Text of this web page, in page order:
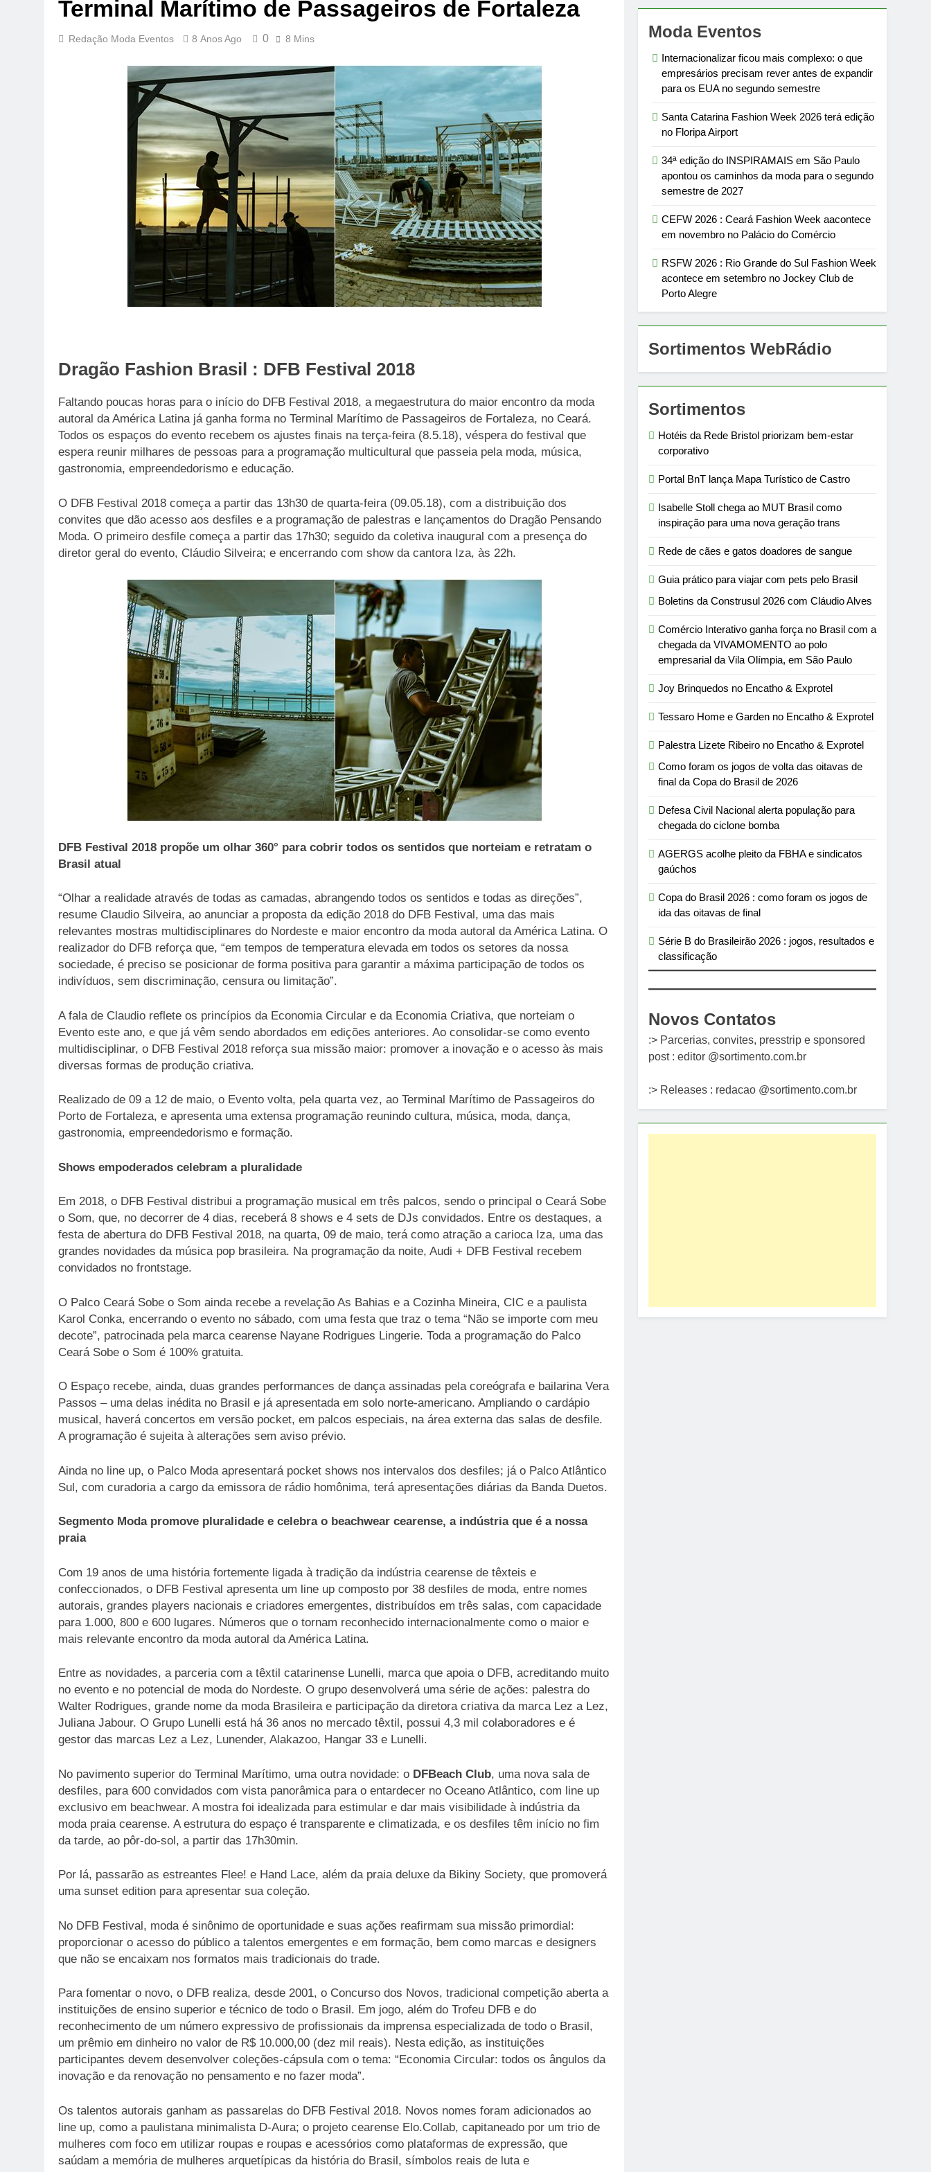
Terminal Marítimo de Passageiros de Fortaleza
Redação Moda Eventos 8 Anos Ago 0 8 Mins
Dragão Fashion Brasil : DFB Festival 2018
Faltando poucas horas para o início do DFB Festival 2018, a megaestrutura do maior encontro da moda
autoral da América Latina já ganha forma no Terminal Marítimo de Passageiros de Fortaleza, no Ceará.
Todos os espaços do evento recebem os ajustes finais na terça-feira (8.5.18), véspera do festival que
espera reunir milhares de pessoas para a programação multicultural que passeia pela moda, música,
gastronomia, empreendedorismo e educação.
O DFB Festival 2018 começa a partir das 13h30 de quarta-feira (09.05.18), com a distribuição dos
convites que dão acesso aos desfiles e a programação de palestras e lançamentos do Dragão Pensando
Moda. O primeiro desfile começa a partir das 17h30; seguido da coletiva inaugural com a presença do
diretor geral do evento, Cláudio Silveira; e encerrando com show da cantora Iza, às 22h.
DFB Festival 2018 propõe um olhar 360° para cobrir todos os sentidos que norteiam e retratam o
Brasil atual
“Olhar a realidade através de todas as camadas, abrangendo todos os sentidos e todas as direções”,
resume Claudio Silveira, ao anunciar a proposta da edição 2018 do DFB Festival, uma das mais
relevantes mostras multidisciplinares do Nordeste e maior encontro da moda autoral da América Latina. O
realizador do DFB reforça que, “em tempos de temperatura elevada em todos os setores da nossa
sociedade, é preciso se posicionar de forma positiva para garantir a máxima participação de todos os
indivíduos, sem discriminação, censura ou limitação”.
A fala de Claudio reflete os princípios da Economia Circular e da Economia Criativa, que norteiam o
Evento este ano, e que já vêm sendo abordados em edições anteriores. Ao consolidar-se como evento
multidisciplinar, o DFB Festival 2018 reforça sua missão maior: promover a inovação e o acesso às mais
diversas formas de produção criativa.
Realizado de 09 a 12 de maio, o Evento volta, pela quarta vez, ao Terminal Marítimo de Passageiros do
Porto de Fortaleza, e apresenta uma extensa programação reunindo cultura, música, moda, dança,
gastronomia, empreendedorismo e formação.
Shows empoderados celebram a pluralidade
Em 2018, o DFB Festival distribui a programação musical em três palcos, sendo o principal o Ceará Sobe
o Som, que, no decorrer de 4 dias, receberá 8 shows e 4 sets de DJs convidados. Entre os destaques, a
festa de abertura do DFB Festival 2018, na quarta, 09 de maio, terá como atração a carioca Iza, uma das
grandes novidades da música pop brasileira. Na programação da noite, Audi + DFB Festival recebem
convidados no frontstage.
O Palco Ceará Sobe o Som ainda recebe a revelação As Bahias e a Cozinha Mineira, CIC e a paulista
Karol Conka, encerrando o evento no sábado, com uma festa que traz o tema “Não se importe com meu
decote”, patrocinada pela marca cearense Nayane Rodrigues Lingerie. Toda a programação do Palco
Ceará Sobe o Som é 100% gratuita.
O Espaço recebe, ainda, duas grandes performances de dança assinadas pela coreógrafa e bailarina Vera
Passos – uma delas inédita no Brasil e já apresentada em solo norte-americano. Ampliando o cardápio
musical, haverá concertos em versão pocket, em palcos especiais, na área externa das salas de desfile.
A programação é sujeita à alterações sem aviso prévio.
Ainda no line up, o Palco Moda apresentará pocket shows nos intervalos dos desfiles; já o Palco Atlântico
Sul, com curadoria a cargo da emissora de rádio homônima, terá apresentações diárias da Banda Duetos.
Segmento Moda promove pluralidade e celebra o beachwear cearense, a indústria que é a nossa
praia
Com 19 anos de uma história fortemente ligada à tradição da indústria cearense de têxteis e
confeccionados, o DFB Festival apresenta um line up composto por 38 desfiles de moda, entre nomes
autorais, grandes players nacionais e criadores emergentes, distribuídos em três salas, com capacidade
para 1.000, 800 e 600 lugares. Números que o tornam reconhecido internacionalmente como o maior e
mais relevante encontro da moda autoral da América Latina.
Entre as novidades, a parceria com a têxtil catarinense Lunelli, marca que apoia o DFB, acreditando muito
no evento e no potencial de moda do Nordeste. O grupo desenvolverá uma série de ações: palestra do
Walter Rodrigues, grande nome da moda Brasileira e participação da diretora criativa da marca Lez a Lez,
Juliana Jabour. O Grupo Lunelli está há 36 anos no mercado têxtil, possui 4,3 mil colaboradores e é
gestor das marcas Lez a Lez, Lunender, Alakazoo, Hangar 33 e Lunelli.
No pavimento superior do Terminal Marítimo, uma outra novidade: o DFBeach Club, uma nova sala de
desfiles, para 600 convidados com vista panorâmica para o entardecer no Oceano Atlântico, com line up
exclusivo em beachwear. A mostra foi idealizada para estimular e dar mais visibilidade à indústria da
moda praia cearense. A estrutura do espaço é transparente e climatizada, e os desfiles têm início no fim
da tarde, ao pôr-do-sol, a partir das 17h30min.
Por lá, passarão as estreantes Flee! e Hand Lace, além da praia deluxe da Bikiny Society, que promoverá
uma sunset edition para apresentar sua coleção.
No DFB Festival, moda é sinônimo de oportunidade e suas ações reafirmam sua missão primordial:
proporcionar o acesso do público a talentos emergentes e em formação, bem como marcas e designers
que não se encaixam nos formatos mais tradicionais do trade.
Para fomentar o novo, o DFB realiza, desde 2001, o Concurso dos Novos, tradicional competição aberta a
instituições de ensino superior e técnico de todo o Brasil. Em jogo, além do Trofeu DFB e do
reconhecimento de um número expressivo de profissionais da imprensa especializada de todo o Brasil,
um prêmio em dinheiro no valor de R$ 10.000,00 (dez mil reais). Nesta edição, as instituições
participantes devem desenvolver coleções-cápsula com o tema: “Economia Circular: todos os ângulos da
inovação e da renovação no pensamento e no fazer moda”.
Os talentos autorais ganham as passarelas do DFB Festival 2018. Novos nomes foram adicionados ao
line up, como a paulistana minimalista D-Aura; o projeto cearense Elo.Collab, capitaneado por um trio de
mulheres com foco em utilizar roupas e roupas e acessórios como plataformas de expressão, que
saúdam a memória de mulheres arquetípicas da história do Brasil, símbolos reais de luta e
Moda Eventos
Internacionalizar ficou mais complexo: o que
empresários precisam rever antes de expandir
para os EUA no segundo semestre
Santa Catarina Fashion Week 2026 terá edição
no Floripa Airport
34ª edição do INSPIRAMAIS em São Paulo
apontou os caminhos da moda para o segundo
semestre de 2027
CEFW 2026 : Ceará Fashion Week aacontece
em novembro no Palácio do Comércio
RSFW 2026 : Rio Grande do Sul Fashion Week
acontece em setembro no Jockey Club de
Porto Alegre
Sortimentos WebRádio
Sortimentos
Hotéis da Rede Bristol priorizam bem-estar
corporativo
Portal BnT lança Mapa Turístico de Castro
Isabelle Stoll chega ao MUT Brasil como
inspiração para uma nova geração trans
Rede de cães e gatos doadores de sangue
Guia prático para viajar com pets pelo Brasil
Boletins da Construsul 2026 com Cláudio Alves
Comércio Interativo ganha força no Brasil com a
chegada da VIVAMOMENTO ao polo
empresarial da Vila Olímpia, em São Paulo
Joy Brinquedos no Encatho & Exprotel
Tessaro Home e Garden no Encatho & Exprotel
Palestra Lizete Ribeiro no Encatho & Exprotel
Como foram os jogos de volta das oitavas de
final da Copa do Brasil de 2026
Defesa Civil Nacional alerta população para
chegada do ciclone bomba
AGERGS acolhe pleito da FBHA e sindicatos
gaúchos
Copa do Brasil 2026 : como foram os jogos de
ida das oitavas de final
Série B do Brasileirão 2026 : jogos, resultados e
classificação
Novos Contatos
:> Parcerias, convites, presstrip e sponsored
post : editor @sortimento.com.br
:> Releases : redacao @sortimento.com.br